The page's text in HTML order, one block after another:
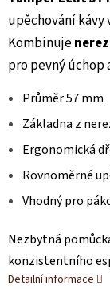
upěchování
Kombinuje
pro pevný
Průměr 57 mm
Základna z
Ergonomická
Rovnoměrné
Vhodný pro
Nezbytná
konzistentního
Detailní informace